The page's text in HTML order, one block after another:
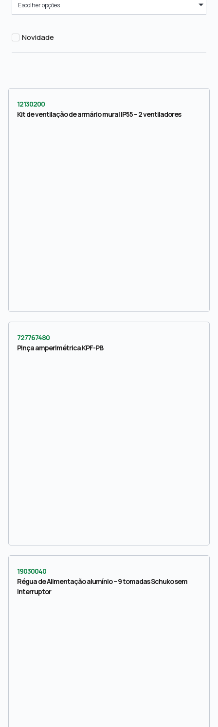
Escolher opções
Novidade
12130200
Kit de ventilação de armário mural IP55 – 2 ventiladores
727767480
Pinça amperimétrica KPF-PB
19030040
Régua de Alimentação alumínio – 9 tomadas Schuko sem
interruptor